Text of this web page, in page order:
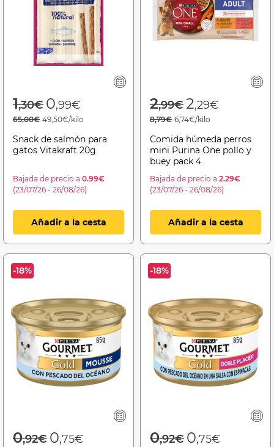
Price reduced from
1,30€to
0,99€
65,00€ 49,50€/kilo
Snack de salmón para
gatos Vitakraft 20g
Bajada de precio a 0.99€
(23/07/26 - 26/08/26)
Añadir a la cesta
Price reduced
2,99€to
2,29€
8,79€ 6,74€/kilo
Comida húmeda perros
mini Purina One pollo y
buey pack 4
Bajada de precio a 2.29€
(23/07/26 - 26/08/26)
Añadir a la cesta
-18%
Price reduced from
0,92€to
0,75€
-18%
Price reduced
0,92€to
0,75€